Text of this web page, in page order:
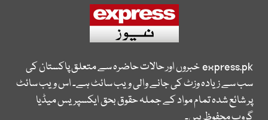
express.pkخبروں اور حالات حاضرہ سے متعلق پاکستان کی
سب سے زیادہ وزٹ کی جانے والی ویب سائٹ ہے۔ اس ویب سائٹ
پر شائع شدہ تمام مواد کے جملہ حقوق بحق ایکسپریس میڈیا